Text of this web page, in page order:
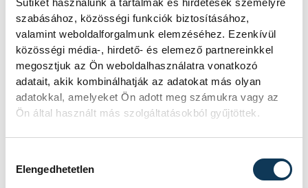
szabásához, közösségi funkciók biztosításához,
valamint weboldalforgalmunk elemzéséhez. Ezenkívül
közösségi média-, hirdető- és elemező partnereinkkel
megosztjuk az Ön weboldalhasználatra vonatkozó
adatait, akik kombinálhatják az adatokat más olyan
adatokkal, amelyeket Ön adott meg számukra vagy az
Ön által használt más szolgáltatásokból gyűjtöttek.
Elengedhetetlen